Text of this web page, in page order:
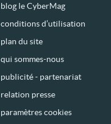
blog le CyberMag
conditions d’utilisation
plan du site
qui sommes-nous
publicité - partenariat
relation presse
paramètres cookies